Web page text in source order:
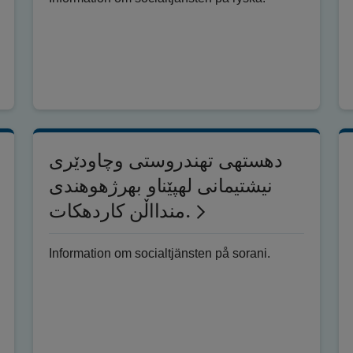
دهستهی تهندروستی وچاودێری
نیشتیمانی لهپێناو بهرژهوهندی
مندااڵن کاردهکات.
Information om socialtjänsten på sorani.